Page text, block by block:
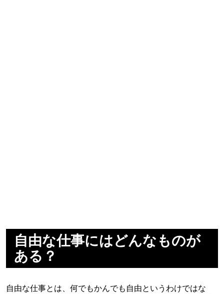
自由な仕事にはどんなものが
ある？
自由な仕事とは、何でもかんでも自由というわけではな